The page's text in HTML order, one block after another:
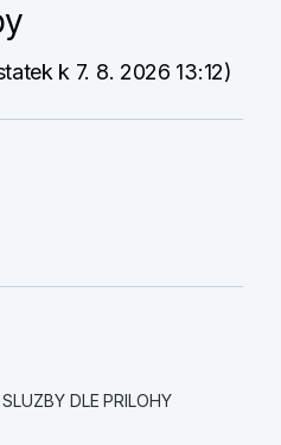
k 7. 8. 2026 13:12)
DLE PRILOHY